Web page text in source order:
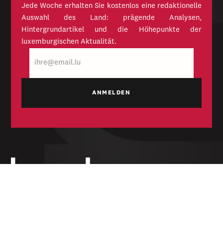
Jede Woche erhalten Sie kostenlos eine redaktionelle
Auswahl des Land: prägende Analysen,
Hintergrundartikel und die Höhepunkte der
luxemburgischen Aktualität.
Mail